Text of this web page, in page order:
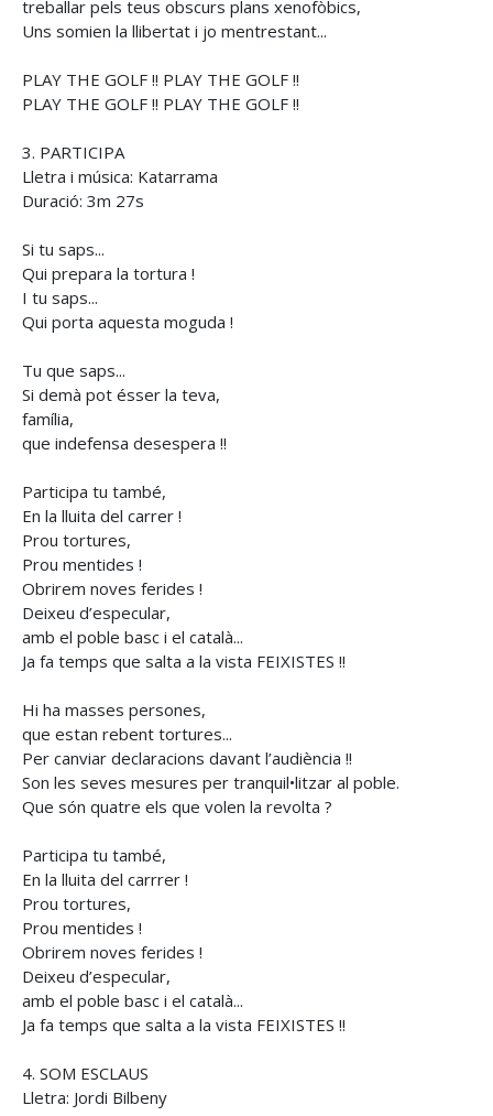
treballar pels teus obscurs plans xenofòbics,
Uns somien la llibertat i jo mentrestant...
PLAY THE GOLF !! PLAY THE GOLF !!
PLAY THE GOLF !! PLAY THE GOLF !!
3. PARTICIPA
Lletra i música: Katarrama
Duració: 3m 27s
Si tu saps...
Qui prepara la tortura !
I tu saps...
Qui porta aquesta moguda !
Tu que saps...
Si demà pot ésser la teva,
família,
que indefensa desespera !!
Participa tu també,
En la lluita del carrer !
Prou tortures,
Prou mentides !
Obrirem noves ferides !
Deixeu d’especular,
amb el poble basc i el català...
Ja fa temps que salta a la vista FEIXISTES !!
Hi ha masses persones,
que estan rebent tortures...
Per canviar declaracions davant l’audiència !!
Son les seves mesures per tranquil•litzar al poble.
Que són quatre els que volen la revolta ?
Participa tu també,
En la lluita del carrrer !
Prou tortures,
Prou mentides !
Obrirem noves ferides !
Deixeu d’especular,
amb el poble basc i el català...
Ja fa temps que salta a la vista FEIXISTES !!
4. SOM ESCLAUS
Lletra: Jordi Bilbeny